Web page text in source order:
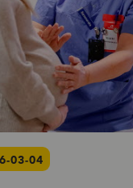
03-04